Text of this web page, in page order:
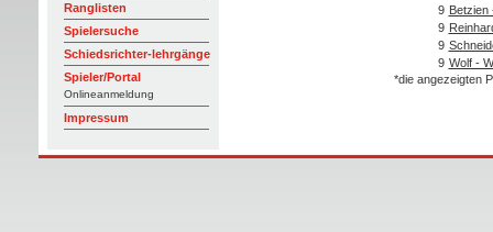
Ranglisten
Spielersuche
Schiedsrichter-lehrgänge
Spieler/Portal
Onlineanmeldung
Impressum
9 Betzien
9
9
9 Wolf -
*die angezeigten